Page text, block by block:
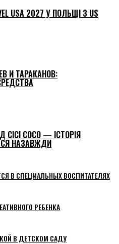
USA 2027 У ПОЛЬЩІ З US
И ТАРАКАНОВ:
COCO — ІСТОРІЯ
НАЗАВЖДИ
В СПЕЦИАЛЬНЫХ ВОСПИТАТЕЛЯХ
РЕБЕНКА
В ДЕТСКОМ САДУ